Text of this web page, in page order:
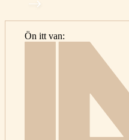
Ön itt van: